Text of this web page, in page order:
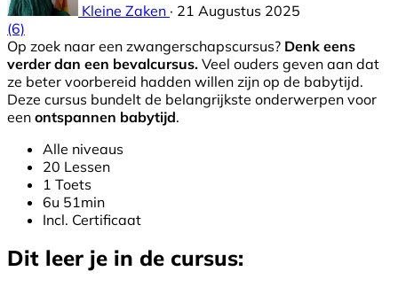
Kleine Zaken · 21 Augustus 2025
(6)
Op zoek naar een zwangerschapscursus? Denk eens
verder dan een bevalcursus. Veel ouders geven aan dat
ze beter voorbereid hadden willen zijn op de babytijd.
Deze cursus bundelt de belangrijkste onderwerpen voor
een ontspannen babytijd.
Alle niveaus
20 Lessen
1 Toets
6u 51min
Incl. Certificaat
Dit leer je in de cursus: